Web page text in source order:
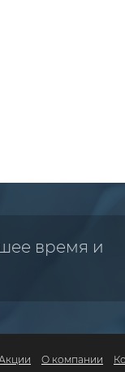
время и
О компании